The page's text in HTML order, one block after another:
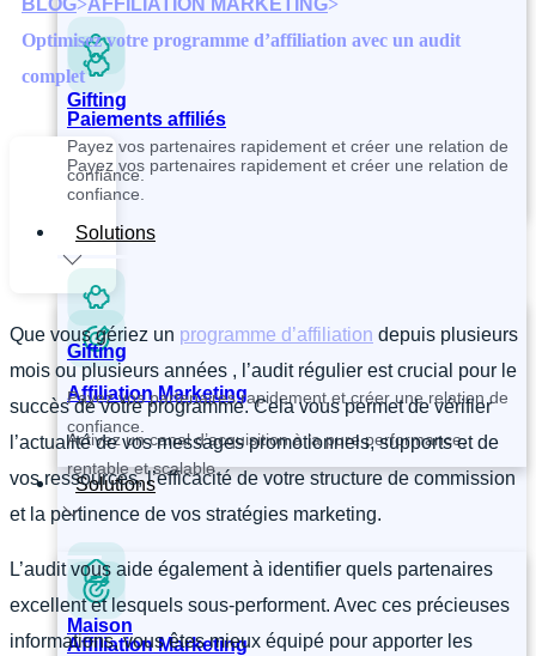
Gifting
Payez vos partenaires rapidement et créer une relation de
confiance.
Solutions
Affiliation Marketing
Activez un canal d’acquisition à la pure performance,
rentable et scalable.
Maison
Paiements affiliés
Payez vos partenaires rapidement et créer une relation de
confiance.
Gifting
Payez vos partenaires rapidement et créer une relation de
confiance.
Solutions
Affiliation Marketing
BLOG>AFFILIATION MARKETING>
Optimisez votre programme d’affiliation avec un audit
complet
Que vous gériez un programme d’affiliation depuis plusieurs
mois ou plusieurs années , l’audit régulier est crucial pour le
succès de votre programme. Cela vous permet de vérifier
l’actualité de vos messages promotionnels, supports et de
vos ressources, l’efficacité de votre structure de commission
et la pertinence de vos stratégies marketing.
L’audit vous aide également à identifier quels partenaires
excellent et lesquels sous-performent. Avec ces précieuses
informations, vous êtes mieux équipé pour apporter les